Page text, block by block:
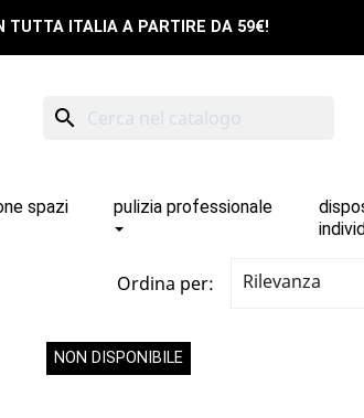
TUTTA ITALIA A PARTIRE DA 59€!
search
spazi pulizia professionale
Ordina per: Rilevanza
NON DISPONIBILE